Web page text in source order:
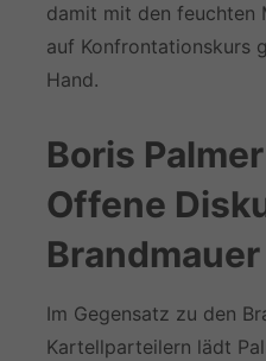
damit mit den feuchten
auf Konfrontationskurs
Hand.
Boris
Offene
Brandmauer
Im Gegensatz zu den
Kartellparteilern lädt